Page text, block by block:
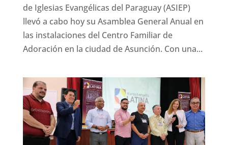
de Iglesias Evangélicas del Paraguay (ASIEP)
llevó a cabo hoy su Asamblea General Anual en
las instalaciones del Centro Familiar de
Adoración en la ciudad de Asunción. Con una...